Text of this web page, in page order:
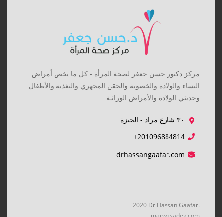
مركز دكتور حسن جعفر لصحة المرأة - كل ما يخص أمراض
النساء والولادة والخصوبة والحقن المجهري والتغذية والأطفال
وحديثي الولادة والأمراض الوراثية
٣٠ شارع مراد - الجيزة
+201096884814
drhassangaafar.com
2020 Dr Hassan Gaafar.